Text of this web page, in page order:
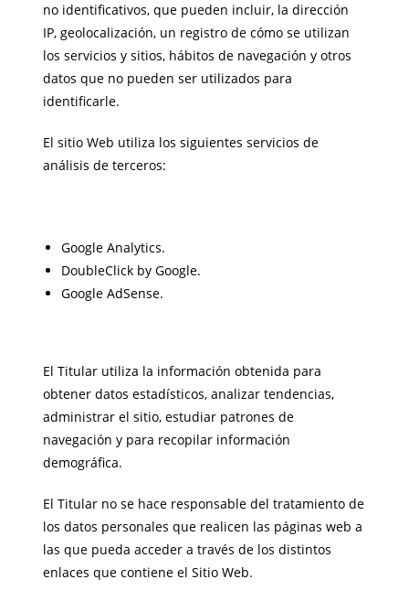
no identificativos, que pueden incluir, la dirección
IP, geolocalización, un registro de cómo se utilizan
los servicios y sitios, hábitos de navegación y otros
datos que no pueden ser utilizados para
identificarle.
El sitio Web utiliza los siguientes servicios de
análisis de terceros:
Google Analytics.
DoubleClick by Google.
Google AdSense.
El Titular utiliza la información obtenida para
obtener datos estadísticos, analizar tendencias,
administrar el sitio, estudiar patrones de
navegación y para recopilar información
demográfica.
El Titular no se hace responsable del tratamiento de
los datos personales que realicen las páginas web a
las que pueda acceder a través de los distintos
enlaces que contiene el Sitio Web.